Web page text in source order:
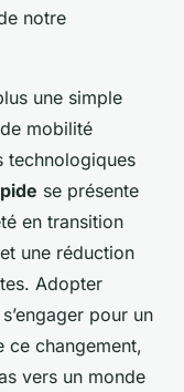
notre
une simple
mobilité
technologiques
se présente
en transition
et une réduction
Adopter
pour un
ce changement,
vers un monde